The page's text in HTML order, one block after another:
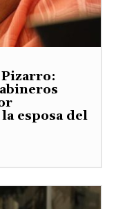
esposa del